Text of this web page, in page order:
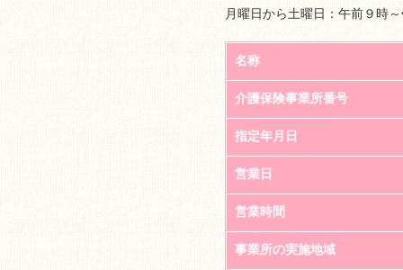
月曜日から土曜日：午前９時
名称
介護保険事業所番号
指定年月日
営業日
営業時間
事業所の実施地域